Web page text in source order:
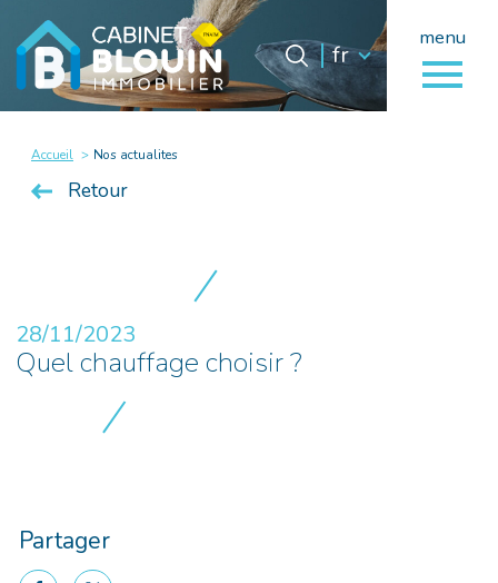
menu
Langue
fr
Accueil 0 Langue
fr
Accueil Nos actualites
Retour
28/11/2023
Quel chauffage choisir ?
Partager